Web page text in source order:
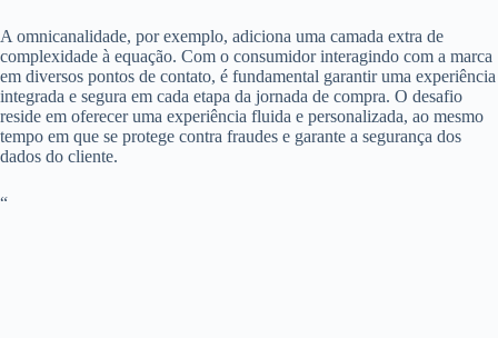
A omnicanalidade, por exemplo, adiciona uma camada extra de
complexidade à equação. Com o consumidor interagindo com a marca
em diversos pontos de contato, é fundamental garantir uma experiência
integrada e segura em cada etapa da jornada de compra. O desafio
reside em oferecer uma experiência fluida e personalizada, ao mesmo
tempo em que se protege contra fraudes e garante a segurança dos
dados do cliente.
“